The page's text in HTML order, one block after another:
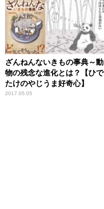
ざんねんないきもの事典～動
物の残念な進化とは？【ひで
たけのやじうま好奇心】
2017.05.05